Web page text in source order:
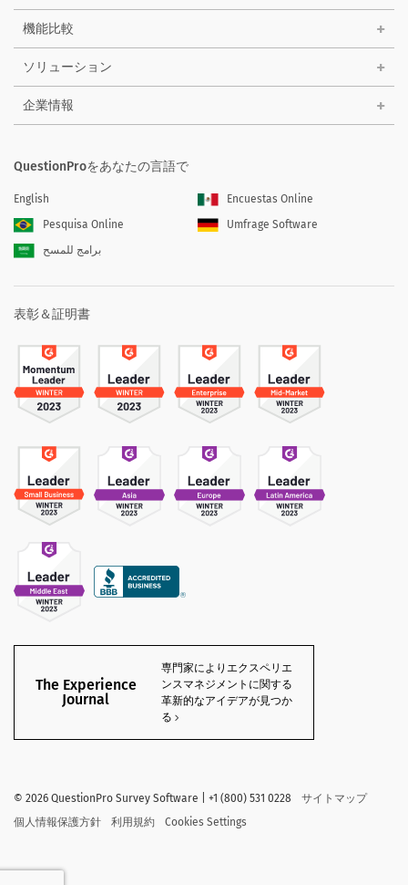
機能比較
ソリューション
企業情報
QuestionProをあなたの言語で
English
Encuestas Online
Pesquisa Online
Umfrage Software
برامج للمسح
表彰＆証明書
The Experience
Journal
専門家によりエクスペリエ
ンスマネジメントに関する
革新的なアイデアが見つか
る
© 2026 QuestionPro Survey Software | +1 (800) 531 0228
サイトマップ
個人情報保護方針
利用規約 Cookies Settings